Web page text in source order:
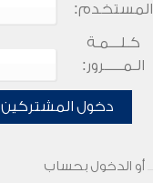
المستخدم:
كـلـــمـة
الـمـــــرور:
دخول المشتركين
أو الدخول بحساب